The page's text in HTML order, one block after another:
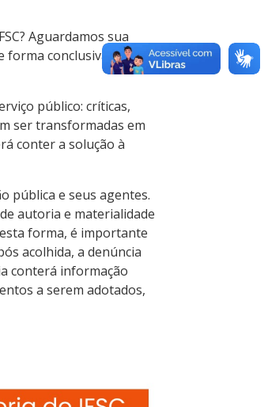
Aguardamos sua
forma conclusiva,
público: críticas,
ser transformadas em
conter a solução à
pública e seus agentes.
autoria e materialidade
forma, é importante
acolhida, a denúncia
conterá informação
a serem adotados,